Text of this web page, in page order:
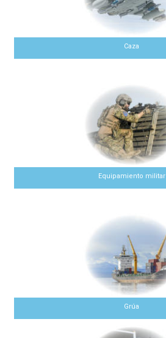
Caza
Equipamiento militar
Grúa